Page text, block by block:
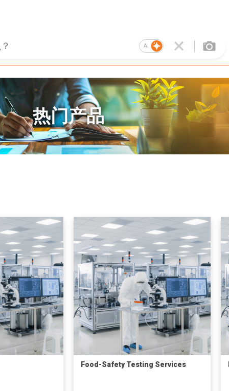
AI
热门产品
Food-Safety Testing Services